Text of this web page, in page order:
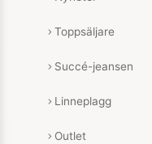
Toppsäljare
Succé-jeansen
Linneplagg
Outlet